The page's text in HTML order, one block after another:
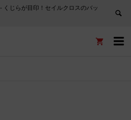
くじらが目印！セイルクロスのバッ

